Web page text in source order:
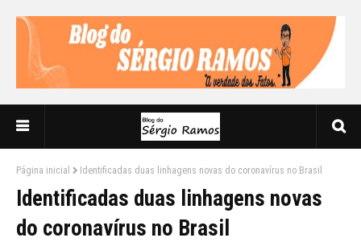
Página inicial Identificadas duas linhagens novas do coronavírus no Brasil
Identificadas duas linhagens novas
do coronavírus no Brasil